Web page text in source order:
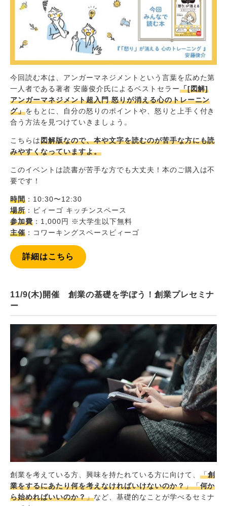
今回読む本は、アンガーマネジメントという言葉を広めた第
一人者である著者 安藤俊介氏によるベストセラー「[図解]
アンガーマネジメント超入門 怒りが消える心のトレーニン
グ」をもとに、自分の怒りのポイントや、怒りと上手く付き
合う方法を見つけていきましょう。
こちらは図解版なので、本や文字を読むのが苦手な方にも読
みやすくなっていますよ。
このイベントは読書が苦手な方でも大丈夫！本のご購入は不
要です！
時間：10:30〜12:30
場所：ビィーゴ キッチンスペース
参加費：1,000円 ※大学生以下無料
主催：コワーキングスペースビィーゴ
詳細はこちら
11/9(木)開催 創業の基礎を学ぼう！創業プレセミナ
ー
創業を考えている方、興味を持たれている方に向けて、 「創
業をするにあたり何を考えなければいけないのか？」「何か
ら始めればいいのか？」など、基礎的なことが学べるセミナ